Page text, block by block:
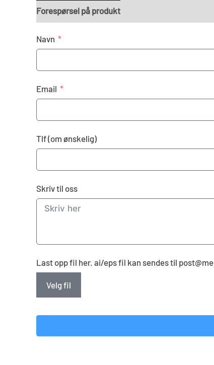
Forespørsel på produkt
Navn
Email
Tlf (om ønskelig)
Skriv til oss
Last opp fil her. ai/eps fil kan sendes til
Velg fil